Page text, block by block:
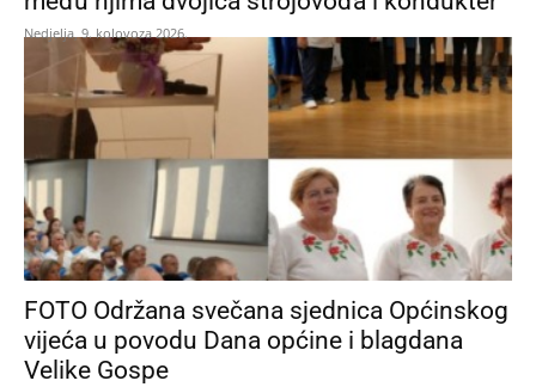
Nedjelja, 9. kolovoza 2026.
FOTO Održana svečana sjednica Općinskog
vijeća u povodu Dana općine i blagdana
Velike Gospe